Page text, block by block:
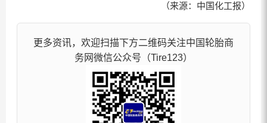
（来源：中国化工报）
更多资讯，欢迎扫描下方二维码关注中国轮胎商
务网微信公众号（Tire123）